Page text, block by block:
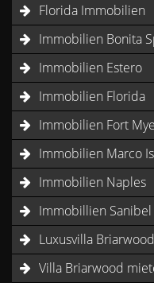
Florida Immobilien
Immobilien Bonita
Immobilien Estero
Immobilien Florida
Immobilien Fort
Immobilien Marco
Immobilien Naples
Immobillien Sanibel
Luxusvilla
Villa Briarwood